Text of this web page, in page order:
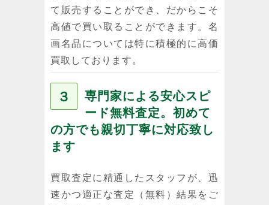
て販売することができ、だからこそ
高値で買い取ることができます。名
画名品については特に積極的に高価
買取しております。
３
専門家による安心スピ
ード無料査定。初めて
の方でも親切丁寧に対応致し
ます
買取査定に精通したスタッフが、迅
速かつ適正な査定（無料）結果をご